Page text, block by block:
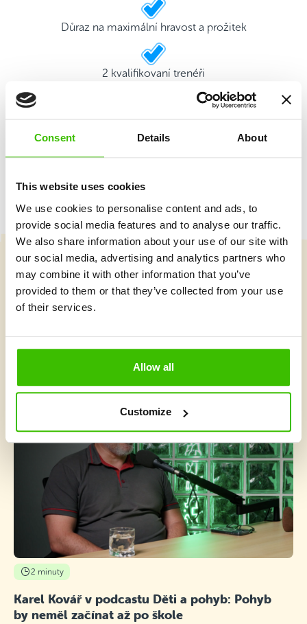
Consent Details About
This website uses cookies
We use cookies to personalise content and ads, to
provide social media features and to analyse our traffic.
We also share information about your use of our site with
our social media, advertising and analytics partners who
may combine it with other information that you’ve
provided to them or that they’ve collected from your use
of their services.
Allow all
Customize
Důraz na maximální hravost a prožitek
2 kvalifikovaní trenéři
Hrací plán s motivačními samolepkami
Vybrat kurz
Co je v Gymnathlonu nového
2 minuty
Karel Kovář v podcastu Děti a pohyb: Pohyb
by neměl začínat až po škole